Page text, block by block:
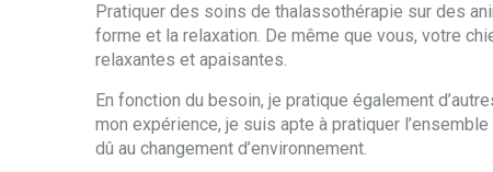
Pratiquer des soins de thalassothérapie sur des
forme et la relaxation. De même que vous, votre
relaxantes et apaisantes.
En fonction du besoin, je pratique également
mon expérience, je suis apte à pratiquer
dû au changement d’environnement.